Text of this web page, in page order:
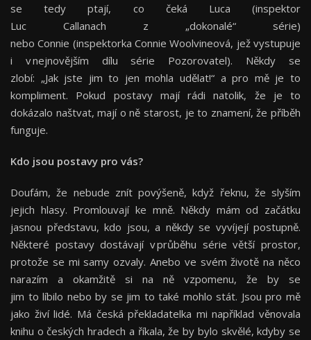
se tedy ptají, co čeká Luca (inspektor
Luc Callanach z „dokonalé“ série)
nebo Connie (inspektorka Connie Woolvineová, jež vystupuje
i v nejnovějším dílu série Pozorovatel). Někdy se
zlobí: „Jak jste jim to jen mohla udělat!“ a pro mě je to
kompliment. Pokud postavy mají rádi natolik, že je to
dokázalo naštvat, mají o ně starost, je to znamení, že příběh
funguje.
Kdo jsou postavy pro vás?
Doufám, že nebude znít povýšeně, když řeknu, že slyším
jejich hlasy. Promlouvají ke mně. Někdy mám od začátku
jasnou představu, kdo jsou, a někdy se vyvíjejí postupně.
Některé postavy dostávají v průběhu série větší prostor,
protože se mi samy ozvaly. Anebo ve svém životě na něco
narazím a okamžitě si na ně vzpomenu, že by se
jim to líbilo nebo by se jim to také mohlo stát. Jsou pro mě
jako živí lidé. Má česká překladatelka mi například věnovala
knihu o českých hradech a říkala, že by bylo skvělé, kdyby se